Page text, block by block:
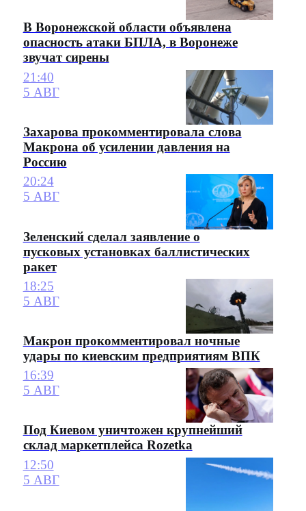
В Воронежской области объявлена
опасность атаки БПЛА, в Воронеже
звучат сирены
21:40
5 АВГ
Захарова прокомментировала слова
Макрона об усилении давления на
Россию
20:24
5 АВГ
Зеленский сделал заявление о
пусковых установках баллистических
ракет
18:25
5 АВГ
Макрон прокомментировал ночные
удары по киевским предприятиям ВПК
16:39
5 АВГ
Под Киевом уничтожен крупнейший
склад маркетплейса Rozetka
12:50
5 АВГ